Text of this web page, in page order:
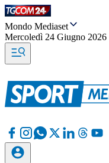
Mondo Mediaset
Mercoledì 24 Giugno 2026